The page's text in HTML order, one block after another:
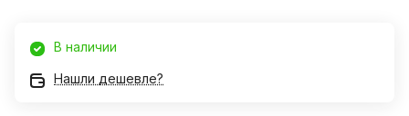
В наличии
Нашли дешевле?